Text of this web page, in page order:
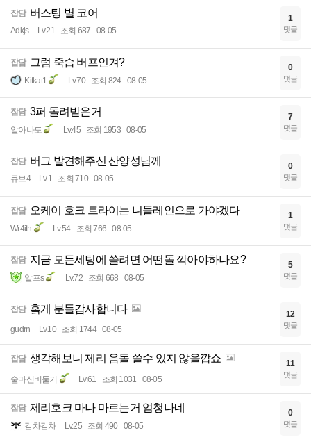
잡담 버스팅 별 코어
Adkjs Lv.21 조회 687 08-05
1
댓글
잡담 그럼 죽습 버프인겨?
Kitkat1 Lv.70 조회 824 08-05
0
댓글
잡담 3퍼 돌려받은거
알아나도 Lv.45 조회 1953 08-05
7
댓글
잡담 버그 발견해주신 산양성님께
큐브4 Lv.1 조회 710 08-05
0
댓글
잡담 오케이 호크 트라이는 니들레인으로 가야겠다
Wr4ith Lv.54 조회 766 08-05
1
댓글
잡담 지금 모든세팅에 쓸려면 어떤돌 깍아야하나요?
알프s Lv.72 조회 668 08-05
5
댓글
잡담 홐게 분들감사합니다
gudrn Lv.10 조회 1744 08-05
12
댓글
잡담 생각해보니 제리 음돌 쓸수 있지 않을깝쇼
술마신비둘기 Lv.61 조회 1031 08-05
11
댓글
잡담 제리호크 마나 마르는거 엄청나네
감차감차 Lv.25 조회 490 08-05
0
댓글